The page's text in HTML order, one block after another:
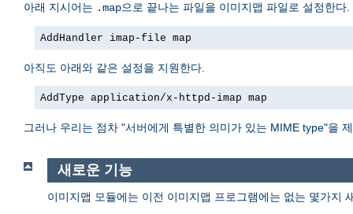
아래 지시어는 .map으로 끝나는 파일을 이미지맵 파일로 설정한다.
AddHandler imap-file map
아직도 아래와 같은 설정을 지원한다.
AddType application/x-httpd-imap map
그러나 우리는 점차 "서버에게 특별한 의미가 있는 MIME type"을
새로운 기능
이미지맵 모듈에는 이전 이미지맵 프로그램에는 없는 몇가지